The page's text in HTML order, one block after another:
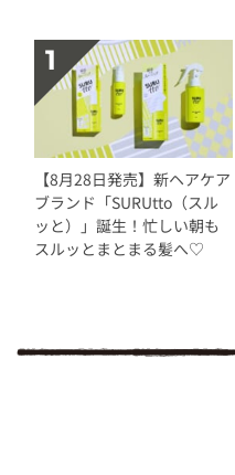
【8月28日発売】新ヘアケア
ブランド「SURUtto（スル
ッと）」誕生！忙しい朝も
スルッとまとまる髪へ♡